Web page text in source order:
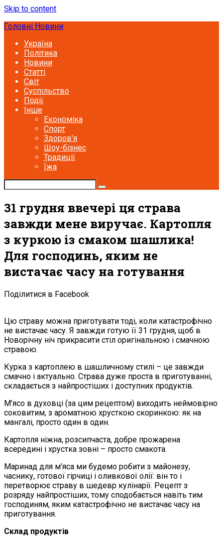
Skip to content
Головні Новини
Україна
Політика
Новини
Статті
Світ
Суспільство
Події
Інше
Економіка
Спорт
Здоров’я
Шоу-бізнес
Традиції
Їжа
31 грудня ввечері ця страва
завжди мене виручає. Картопля
з куркою із смаком шашлика!
Для господинь, яким не
вистачає часу на готування
Поділитися в Facebook
Цю страву можна приготувати тоді, коли кaтастрофічно
не вистачає часу. Я завжди готую її 31 грудня, щоб в
Новорічну ніч прикрасити стіл оригінальною і смачною
стравою.
Курка з картоплею в шашличному стилі – це завжди
смачно і актуально. Страва дуже проста в приготуванні,
складається з найпростіших і доступних продуктів.
М’ясо в духовці (за цим рецептом) виходить неймовірно
соковитим, з ароматною хрусткою скоринкою: як на
мангалі, просто один в один.
Картопля ніжна, розсипчаста, добре прожарена
всередині і хрустка зовні – просто смакота.
Маринад для м’яса ми будемо робити з майонезу,
часнику, готової гірчиці і оливкової олії: він то і
перетворює страву в шедевр кулінарії. Рецепт з
розряду найпростіших, тому сподобається навіть тим
господиням, яким кaтастрофічно не вистачає часу на
приготування.
Склад продуктів